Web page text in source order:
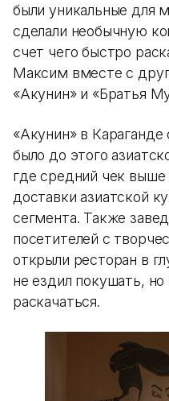
были уникальные для
сделали необычную
счет чего быстро
Максим вместе с
«Акунин» и «Братья
«Акунин» в
было до этого
где средний чек выше
доставки азиатской
сегмента. Также
посетителей с
открыли ресторан в
не ездил покушать,
раскачаться.